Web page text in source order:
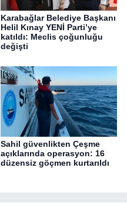
Karabağlar Belediye Başkanı
Helil Kınay YENİ Parti’ye
katıldı: Meclis çoğunluğu
değişti
Sahil güvenlikten Çeşme
açıklarında operasyon: 16
düzensiz göçmen kurtarıldı